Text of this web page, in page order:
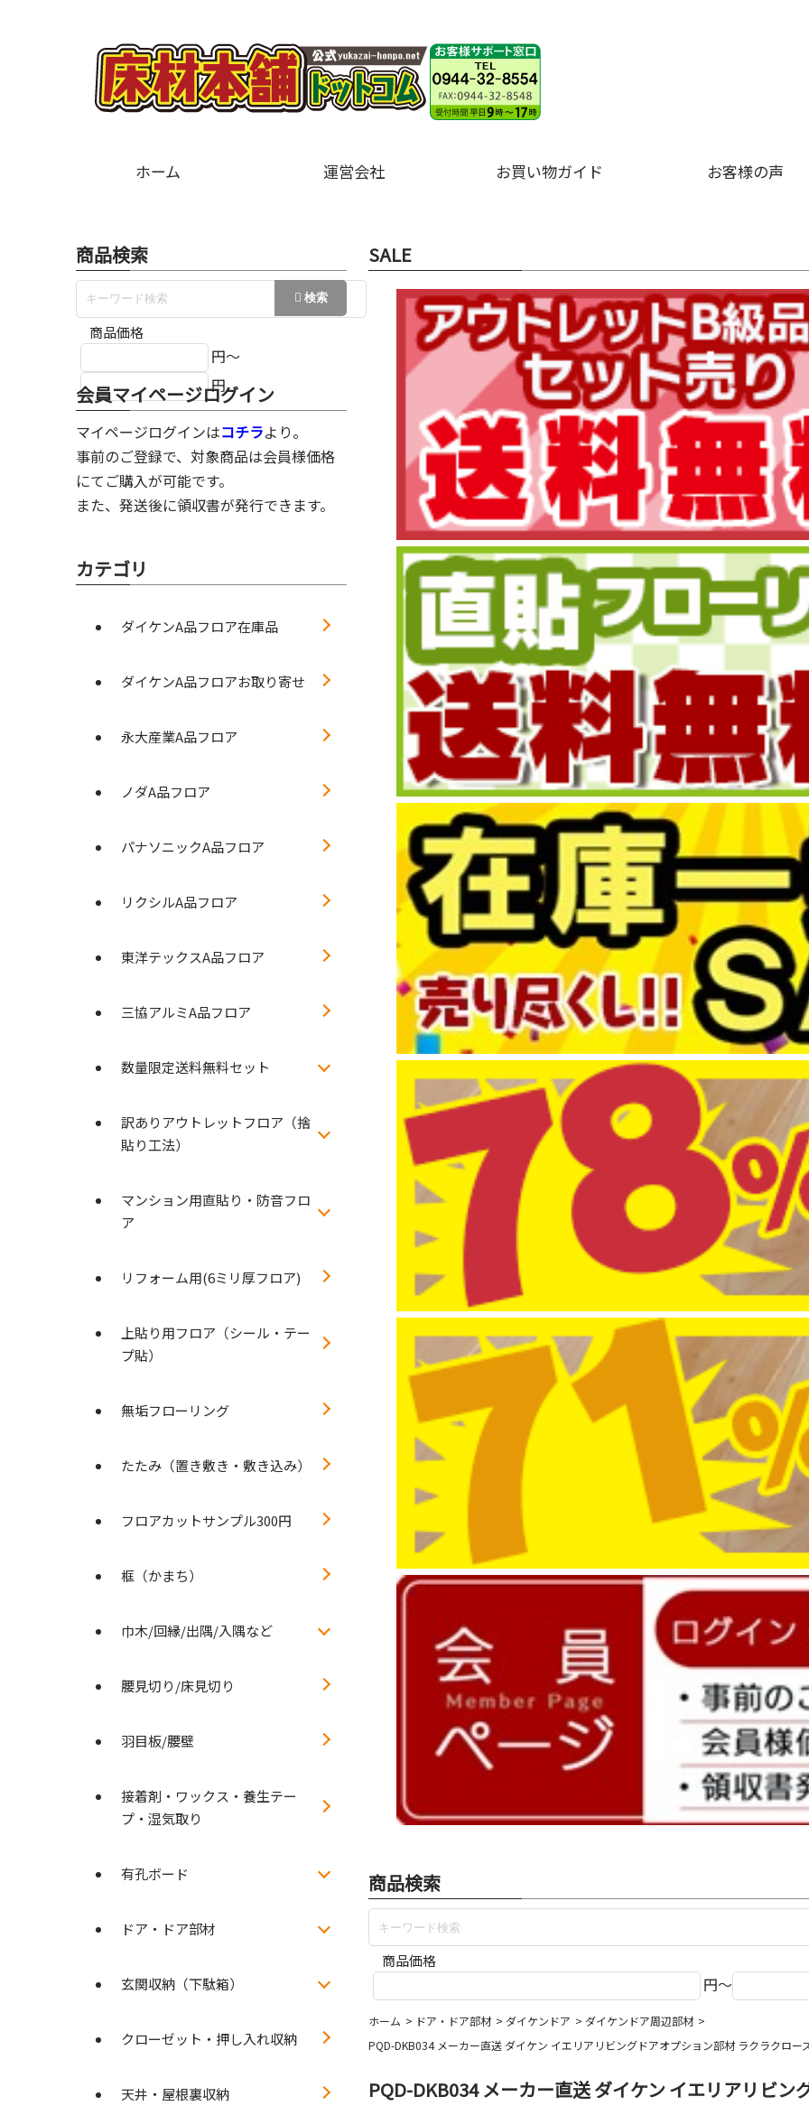
ホーム 運営会社 お買い物ガイド お客様の声
SALE
商品検索
商品価格
円～
ホーム ドア・ドア部材 ダイケンドア
ダイケンドア周辺部材
PQD-DKB034 メーカー直送 ダイケン イエリアリビングドアオプション部材 ラクラクロー
PQD-DKB034 メーカー直送 ダイケン イエリアリビ
商品検索
商品価格
円～
円
会員マイページログイン
マイページログインはコチラより。
事前のご登録で、対象商品は会員様価格
にてご購入が可能です。
また、発送後に領収書が発行できます。
カテゴリ
ダイケンA品フロア在庫品
ダイケンA品フロアお取り寄せ
永大産業A品フロア
ノダA品フロア
パナソニックA品フロア
リクシルA品フロア
東洋テックスA品フロア
三協アルミA品フロア
数量限定送料無料セット
訳ありアウトレットフロア（捨
貼り工法）
マンション用直貼り・防音フロ
ア
リフォーム用(6ミリ厚フロア)
上貼り用フロア（シール・テー
プ貼）
無垢フローリング
たたみ（置き敷き・敷き込み）
フロアカットサンプル300円
框（かまち）
巾木/回縁/出隅/入隅など
腰見切り/床見切り
羽目板/腰壁
接着剤・ワックス・養生テー
プ・湿気取り
有孔ボード
ドア・ドア部材
玄関収納（下駄箱）
クローゼット・押し入れ収納
天井・屋根裏収納